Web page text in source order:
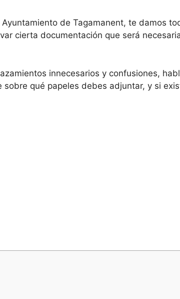
de Tagamanent, te damos
cierta documentación que será
innecesarios y confusiones,
qué papeles debes adjuntar, y si